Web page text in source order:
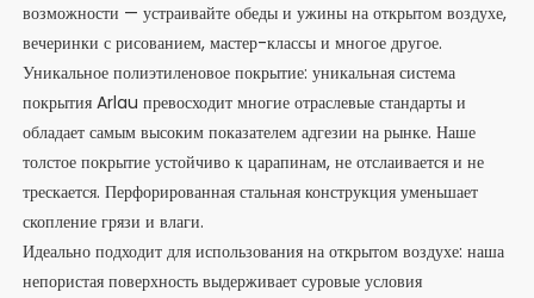
возможности — устраивайте обеды и ужины на открытом воздухе,
вечеринки с рисованием, мастер-классы и многое другое.
Уникальное полиэтиленовое покрытие: уникальная система
покрытия Arlau превосходит многие отраслевые стандарты и
обладает самым высоким показателем адгезии на рынке. Наше
толстое покрытие устойчиво к царапинам, не отслаивается и не
трескается. Перфорированная стальная конструкция уменьшает
скопление грязи и влаги.
Идеально подходит для использования на открытом воздухе: наша
непористая поверхность выдерживает суровые условия